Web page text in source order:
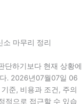
마무리 정리
단하기보다 현재 상황에
. 2026년07월07일 06
준, 비용과 조건, 주의
적으로 접근할 수 있습